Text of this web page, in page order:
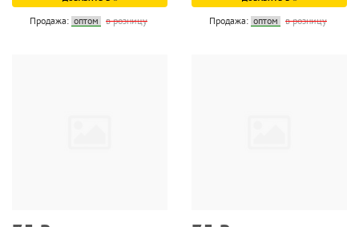
Продажа: оптом в розницу Продажа: оптом в розницу